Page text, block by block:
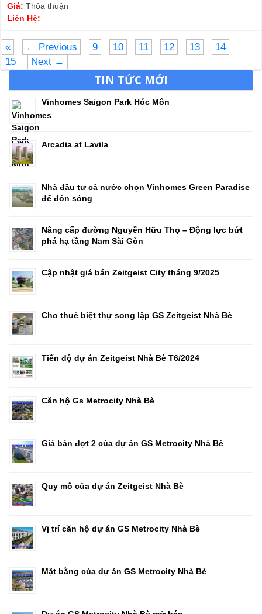
Giá: Thỏa thuận
Liên Hệ:
« ← Previous 9 10 11 12 13
14
15
Next →
TIN TỨC MỚI
Vinhomes Saigon Park Hóc Môn
Arcadia at Lavila
Nhà đầu tư cả nước chọn Vinhomes Green Paradise
để đón sóng
Nâng cấp đường Nguyễn Hữu Thọ – Động lực bứt
phá hạ tầng Nam Sài Gòn
Cập nhật giá bán Zeitgeist City tháng 9/2025
Cho thuê biệt thự song lập GS Zeitgeist Nhà Bè
Tiến độ dự án Zeitgeist Nhà Bè T6/2024
Căn hộ Gs Metrocity Nhà Bè
Giá bán đợt 2 của dự án GS Metrocity Nhà Bè
Quy mô của dự án Zeitgeist Nhà Bè
Vị trí căn hộ dự án GS Metrocity Nhà Bè
Mặt bằng của dự án GS Metrocity Nhà Bè